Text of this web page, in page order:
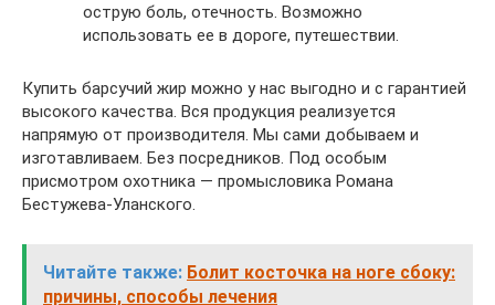
острую боль, отечность. Возможно
использовать ее в дороге, путешествии.
Купить барсучий жир можно у нас выгодно и с гарантией
высокого качества. Вся продукция реализуется
напрямую от производителя. Мы сами добываем и
изготавливаем. Без посредников. Под особым
присмотром охотника — промысловика Романа
Бестужева-Уланского.
Читайте также: Болит косточка на ноге сбоку:
причины, способы лечения